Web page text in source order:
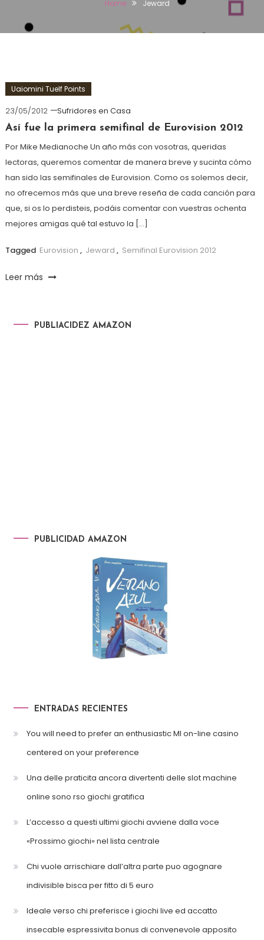
Home Jeward
Uaiomini Tuelf Points
23/05/2012
Sufridores en Casa
Así fue la primera semifinal de Eurovision 2012
Por Mike Medianoche Un año más con vosotras, queridas
lectoras, queremos comentar de manera breve y sucinta cómo
han sido las semifinales de Eurovision. Como os solemos decir,
no ofrecemos más que una breve reseña de cada canción para
que, si os lo perdisteis, podáis comentar con vuestras ochenta
mejores amigas qué tal estuvo la […]
Tagged Eurovision , Jeward , Semifinal Eurovision 2012
Leer más
PUBLIACIDEZ AMAZON
PUBLICIDAD AMAZON
ENTRADAS RECIENTES
You will need to prefer an enthusiastic MI on-line casino
centered on your preference
Una delle praticita ancora divertenti delle slot machine
online sono rso giochi gratifica
L’accesso a questi ultimi giochi avviene dalla voce
«Prossimo giochi» nel lista centrale
Chi vuole arrischiare dall’altra parte puo agognare
indivisible bisca per fitto di 5 euro
Ideale verso chi preferisce i giochi live ed accatto
insecable espressivita bonus di convenevole apposito